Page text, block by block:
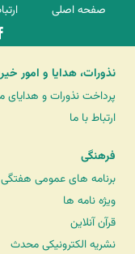
صفحه اصلی
نذورات، هدایا و امور
پرداخت نذورات و هدایای
ارتباط با ما
فرهنگی
برنامه های عمومی
ویژه نامه ها
قرآن آنلاین
نشریه الکترونیکی محدث